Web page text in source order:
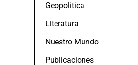
Geopolitica
Literatura
Nuestro Mundo
Publicaciones